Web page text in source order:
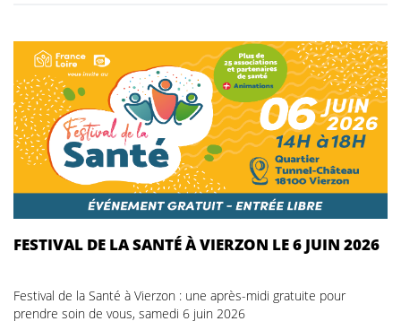
FESTIVAL DE LA SANTÉ À VIERZON LE 6 JUIN 2026
Festival de la Santé à Vierzon : une après-midi gratuite pour
prendre soin de vous, samedi 6 juin 2026